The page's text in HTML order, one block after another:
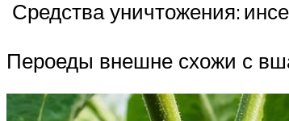
Средства уничтожения:
Пероеды внешне схожи с